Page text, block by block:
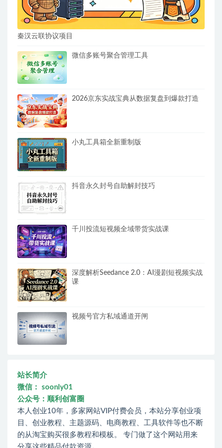
秦汉云联协议项目
微信多账号聚合管理工具
2026京东实战宝典从数据复盘到爆款打造
小丸工具箱全新重制版
抖音永久封号自助解封技巧
千川投流短视频全域带货实战课
深度解析Seedance 2.0：AI漫剧短视频实战
课
视频号官方私域通道开闸
站长简介
微信： soonly01
公众号：顺利创富圈
本人创业10年，多家网站VIP付费会员，本站分享创业项
目、创业教程、主题源码、电商教程、工具软件等也不断
的从淘宝购买很多教程和模板。 专门做了这个网站用来